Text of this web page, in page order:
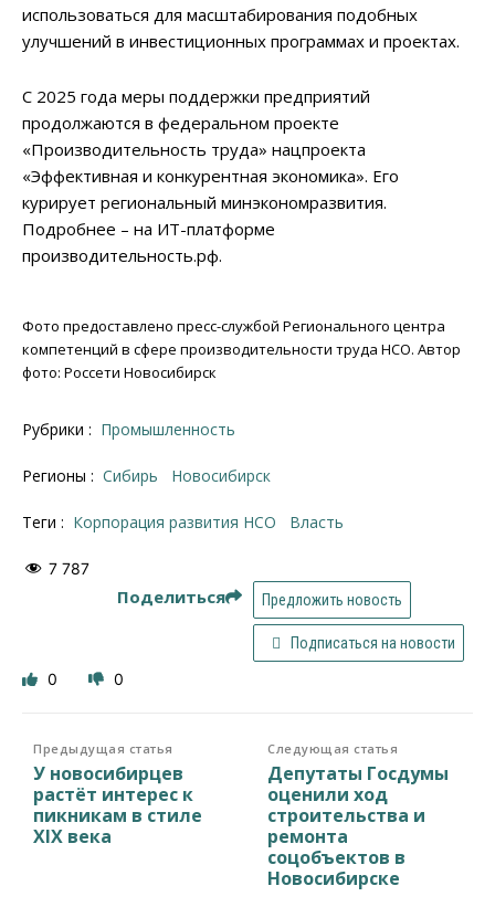
использоваться для масштабирования подобных
улучшений в инвестиционных программах и проектах.
С 2025 года меры поддержки предприятий
продолжаются в федеральном проекте
«Производительность труда» нацпроекта
«Эффективная и конкурентная экономика». Его
курирует региональный минэкономразвития.
Подробнее – на ИТ-платформе
производительность.рф.
Фото предоставлено пресс-службой Регионального центра
компетенций в сфере производительности труда НСО. Автор
фото: Россети Новосибирск
Рубрики : Промышленность
Регионы : Сибирь Новосибирск
Теги : корпорация развития НСО власть
7 787
Поделиться Предложить новость
Подписаться на новости
0 0
Предыдущая статья
У новосибирцев
растёт интерес к
пикникам в стиле
XIX века
Следующая статья
Депутаты Госдумы
оценили ход
строительства и
ремонта
соцобъектов в
Новосибирске